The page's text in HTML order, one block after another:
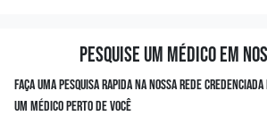
Pesquise um médico em
Faça uma pesquisa rapida na nossa rede
um médico perto de você